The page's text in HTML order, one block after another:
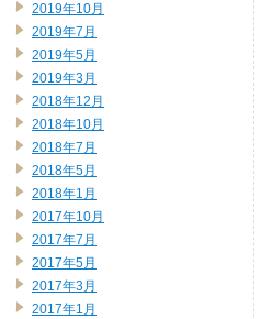
2019年10月
2019年7月
2019年5月
2019年3月
2018年12月
2018年10月
2018年7月
2018年5月
2018年1月
2017年10月
2017年7月
2017年5月
2017年3月
2017年1月